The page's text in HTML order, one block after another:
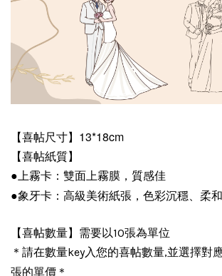
【喜帖尺寸】13*18cm
【喜帖紙質】
●上霧卡：雙面上霧膜，質感佳
●象牙卡：高級美術紙張，色彩沉穩、柔和
【喜帖數量】需要以10張為單位
＊請在數量key入您的喜帖數量,並選擇對
張的單價 ＊